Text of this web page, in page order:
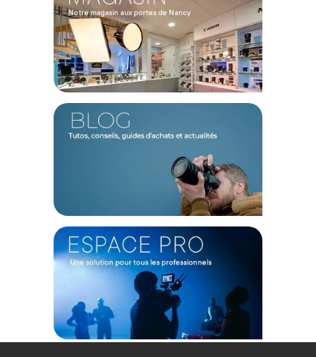
d'achat, sur la base d'une expédition Chronopost 24H vers un point
relais situé en France continentale uniquement, valable uniquement
sur les produits de moins de 1m et moins de 20Kg.
(2) Sous réserve d'éligibilité.
(3) Nombre de points Fidélité estimés, hors remises au panier, basé
sur le prix TTC en €, les points seront effectivement calculés dans le